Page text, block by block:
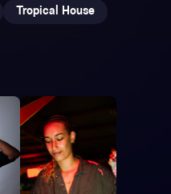
Tropical House